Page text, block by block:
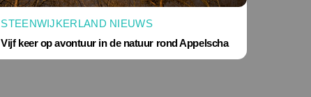
STEENWIJKERLAND NIEUWS
Vijf keer op avontuur in de natuur rond Appelscha